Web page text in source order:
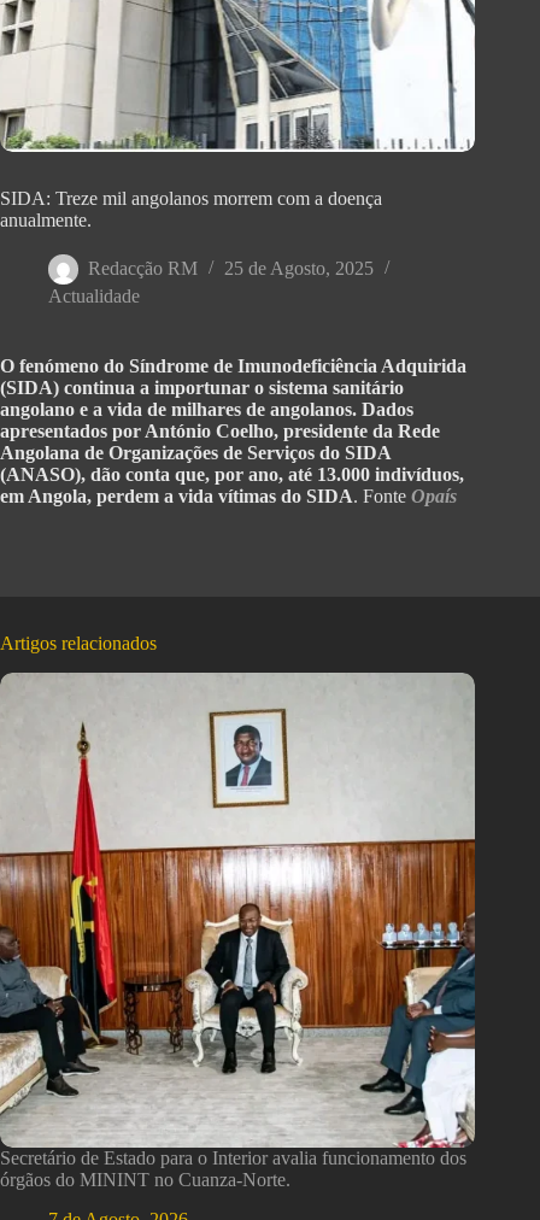
SIDA: Treze mil angolanos morrem com a doença
anualmente.
Redacção RM
25 de Agosto, 2025
Actualidade
O fenómeno do Síndrome de Imunodeficiência Adquirida
(SIDA) continua a importunar o sistema sanitário
angolano e a vida de milhares de angolanos. Dados
apresentados por António Coelho, presidente da Rede
Angolana de Organizações de Serviços do SIDA
(ANASO), dão conta que, por ano, até 13.000 indivíduos,
em Angola, perdem a vida vítimas do SIDA. Fonte Opaís
Artigos relacionados
Secretário de Estado para o Interior avalia funcionamento dos
órgãos do MININT no Cuanza-Norte.